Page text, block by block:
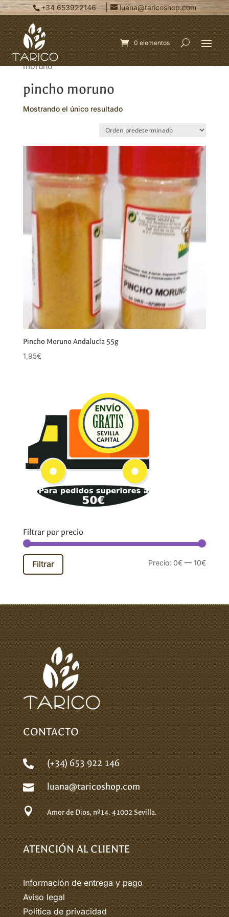
+34 653922146 | luana@taricoshop.com
0 elementos
Inicio/ Productos etiquetados “pincho
moruno”
pincho moruno
Mostrando el único resultado
Pincho Moruno Andalucía 55g
1,95€
Filtrar por precio
Precio
Precio
Filtrar Precio: 0€ —10€
CONTACTO
 (+34) 653 922 146
 luana@taricoshop.com
 Amor de Dios, nº14.41002 Sevilla.
ATENCIÓN AL CLIENTE
Información de entrega y pago
Aviso legal
Política de privacidad